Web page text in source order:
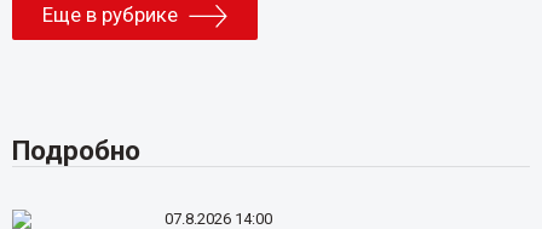
Еще в рубрике
Подробно
07.8.2026 14:00